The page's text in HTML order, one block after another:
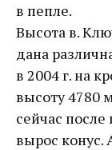
в пепле.
Высота в.
дана
в 2004 г. на
высоту 4780
сейчас после
вырос конус.